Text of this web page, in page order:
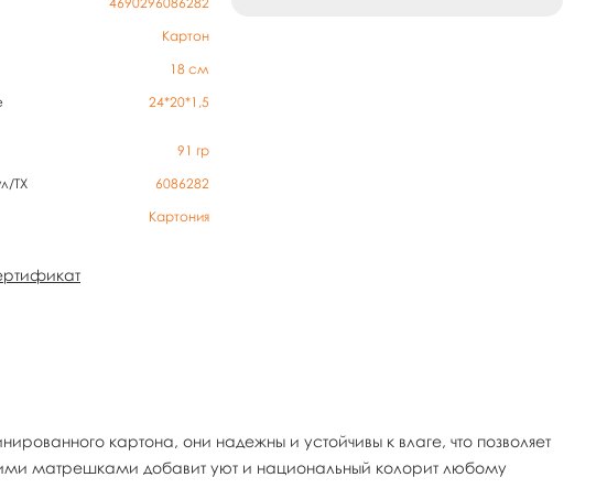
Картон
18 см
24*20*1,5
91 гр
TX
6086282
Картония
картона, они надежны и устойчивы к влаге, что позволяет
матрешками добавит уют и национальный колорит любому